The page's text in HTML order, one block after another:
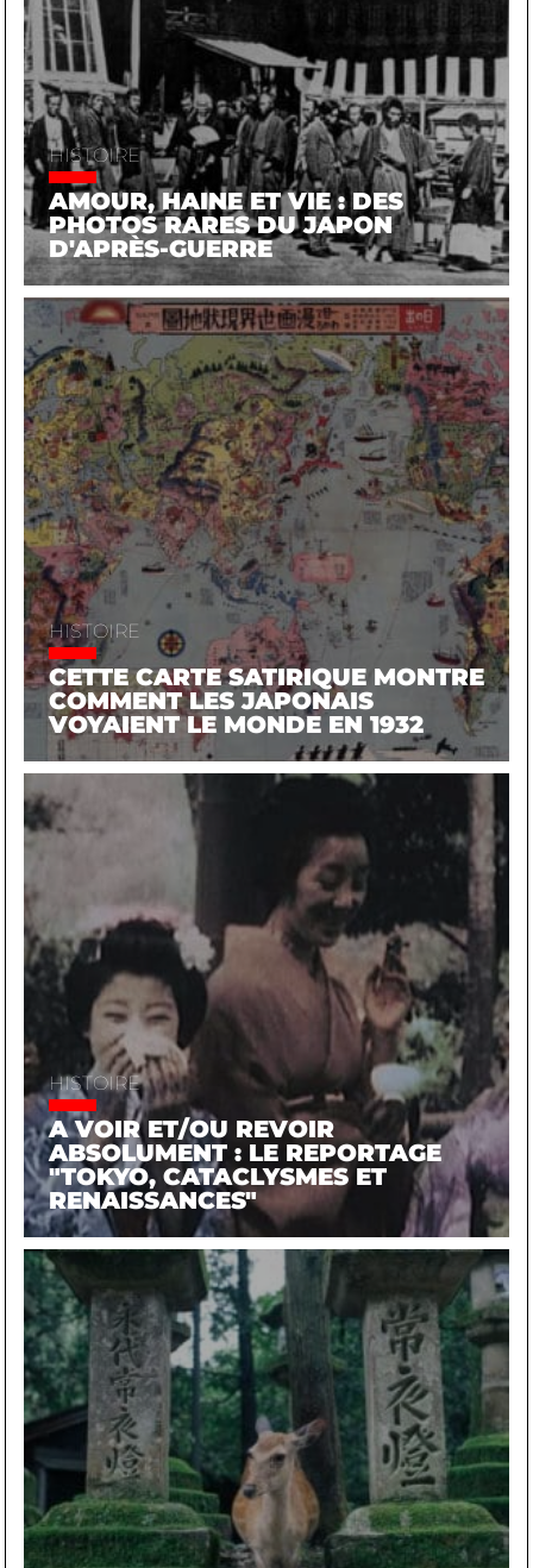
HISTOIRE
AMOUR, HAINE ET VIE : DES
PHOTOS RARES DU JAPON
D'APRÈS-GUERRE
HISTOIRE
CETTE CARTE SATIRIQUE MONTRE
COMMENT LES JAPONAIS
VOYAIENT LE MONDE EN 1932
HISTOIRE
A VOIR ET/OU REVOIR
ABSOLUMENT : LE REPORTAGE
"TOKYO, CATACLYSMES ET
RENAISSANCES"